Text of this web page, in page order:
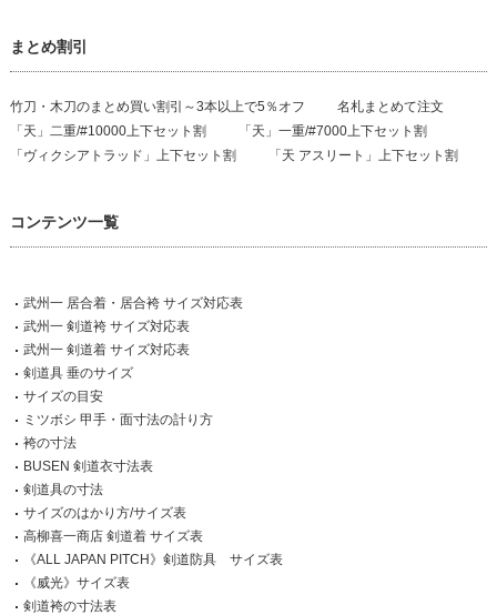
まとめ割引
竹刀・木刀のまとめ買い割引～3本以上で5％オフ
名札まとめて注文
「天」二重/#10000上下セット割
「天」一重/#7000上下セット割
「ヴィクシアトラッド」上下セット割
「天 アスリート」上下セット割
コンテンツ一覧
武州一 居合着・居合袴 サイズ対応表
武州一 剣道袴 サイズ対応表
武州一 剣道着 サイズ対応表
剣道具 垂のサイズ
サイズの目安
ミツボシ 甲手・面寸法の計り方
袴の寸法
BUSEN 剣道衣寸法表
剣道具の寸法
サイズのはかり方/サイズ表
高柳喜一商店 剣道着 サイズ表
《ALL JAPAN PITCH》剣道防具 サイズ表
《威光》サイズ表
剣道袴の寸法表